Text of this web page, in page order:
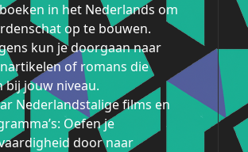
in het Nederlands om
op te bouwen.
kun je doorgaan naar
of romans die
bij jouw niveau.
Nederlandstalige films en
Oefen je
door naar